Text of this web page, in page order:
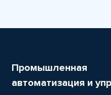
Промышленная
автоматизация и